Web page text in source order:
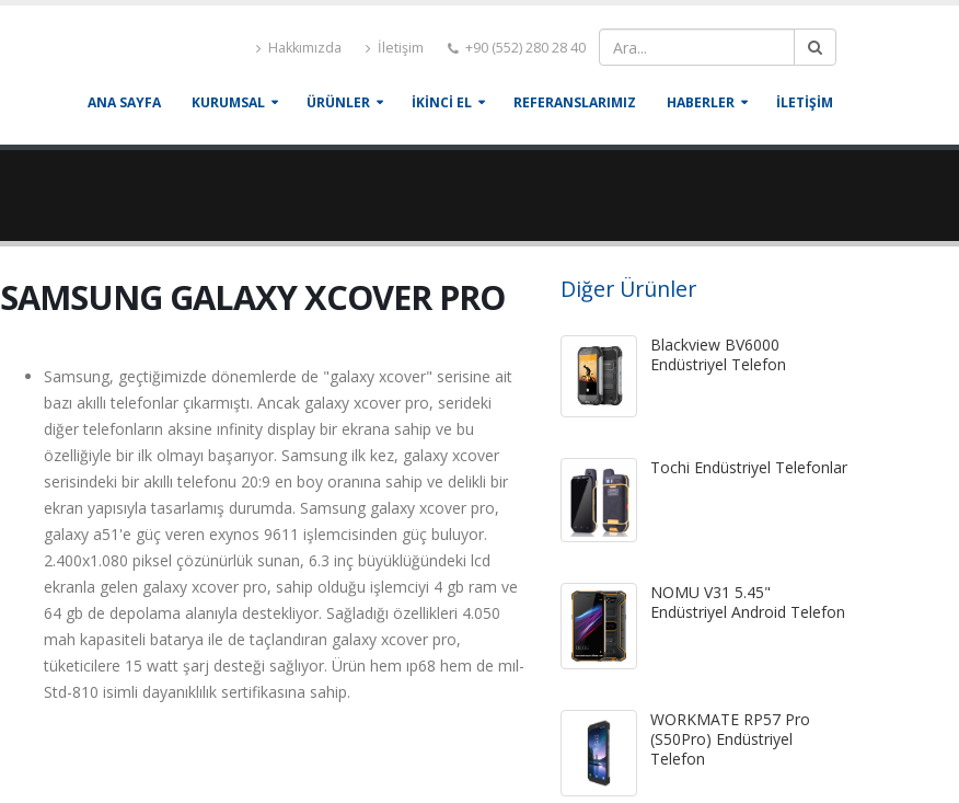
Hakkımızda İletişim +90 (552) 280 28 40
ANA SAYFA KURUMSAL ÜRÜNLER İKİNCİ EL REFERANSLARIMIZ HABERLER İLETİŞİM
SAMSUNG GALAXY XCOVER PRO
Samsung, geçtiğimizde dönemlerde de "galaxy xcover" serisine ait
bazı akıllı telefonlar çıkarmıştı. Ancak galaxy xcover pro, serideki
diğer telefonların aksine ınfinity display bir ekrana sahip ve bu
özelliğiyle bir ilk olmayı başarıyor. Samsung ilk kez, galaxy xcover
serisindeki bir akıllı telefonu 20:9 en boy oranına sahip ve delikli bir
ekran yapısıyla tasarlamış durumda. Samsung galaxy xcover pro,
galaxy a51'e güç veren exynos 9611 işlemcisinden güç buluyor.
2.400x1.080 piksel çözünürlük sunan, 6.3 inç büyüklüğündeki lcd
ekranla gelen galaxy xcover pro, sahip olduğu işlemciyi 4 gb ram ve
64 gb de depolama alanıyla destekliyor. Sağladığı özellikleri 4.050
mah kapasiteli batarya ile de taçlandıran galaxy xcover pro,
tüketicilere 15 watt şarj desteği sağlıyor. Ürün hem ıp68 hem de mıl-
Std-810 isimli dayanıklılık sertifikasına sahip.
Diğer Ürünler
Blackview BV6000
Endüstriyel Telefon
Tochi Endüstriyel Telefonlar
NOMU V31 5.45"
Endüstriyel Android Telefon
WORKMATE RP57 Pro
(S50Pro) Endüstriyel
Telefon